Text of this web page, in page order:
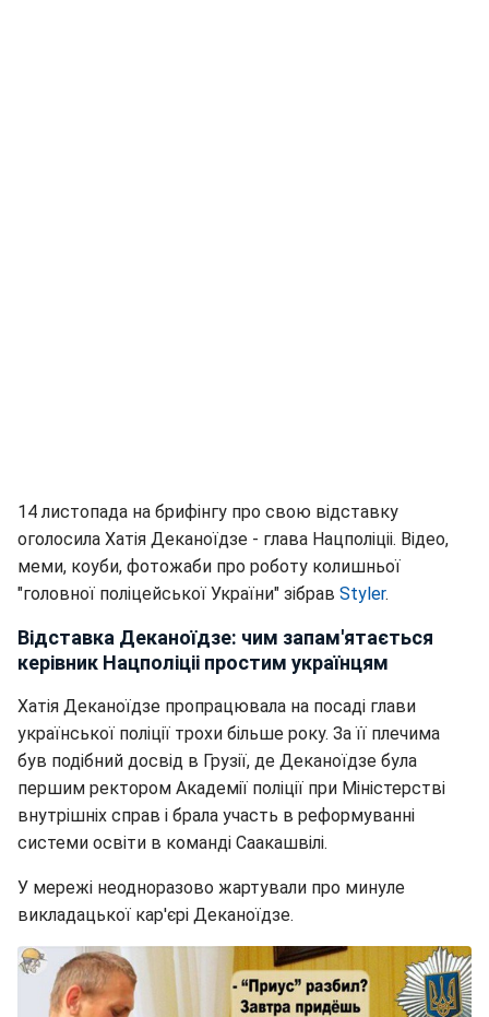
14 листопада на брифінгу про свою відставку
оголосила Хатія Деканоїдзе - глава Нацполіціі. Відео,
меми, коуби, фотожаби про роботу колишньої
"головної поліцейської України" зібрав Styler.
Відставка Деканоїдзе: чим запам'ятається
керівник Нацполіціі простим українцям
Хатія Деканоїдзе пропрацювала на посаді глави
української поліції трохи більше року. За її плечима
був подібний досвід в Грузії, де Деканоїдзе була
першим ректором Академії поліції при Міністерстві
внутрішніх справ і брала участь в реформуванні
системи освіти в команді Саакашвілі.
У мережі неодноразово жартували про минуле
викладацької кар'єрі Деканоїдзе.